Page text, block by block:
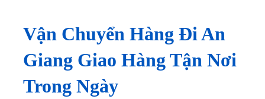
Vận Chuyển Hàng Đi An
Giang Giao Hàng Tận Nơi
Trong Ngày